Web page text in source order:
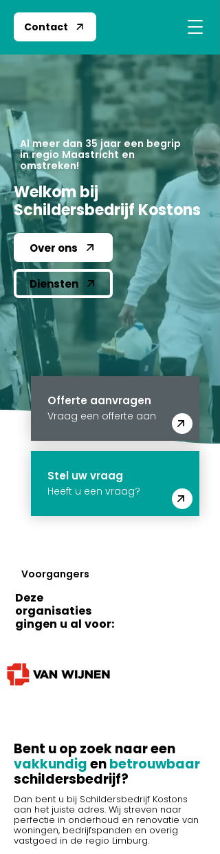
Contact
Al meer dan 35 jaar een begrip
in regio Maastricht en
omstreken!
Welkom bij
Schildersbedrijf Kostons
Over ons
Diensten
Offerte aanvragen
Vraag een offerte aan
Stel uw vraag
Heeft u een vraag?
Voorgangers
Deze
organisaties
gingen u al voor:
Bent u op zoek naar een
vakkundigenbetrouwbaar
schildersbedrijf?
Dan bent u bij Schildersbedrijf Kostons
aan het juiste adres. Wij streven naar
perfectie in onderhoud en renovatie van
woningen, bedrijfspanden en overig
vastgoed in de regio Limburg.